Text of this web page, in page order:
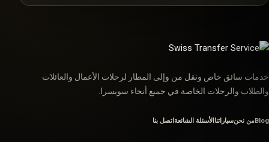
خدمات سائق خاص ونقل من وإلى المطار لرحلات الأعمال والعائلات
والطلاب والرحلات الخاصة في جميع أنحاء سويسرا.
Blogمن نحنسياراتنا الأسئلة الشائعةاتصل بنا